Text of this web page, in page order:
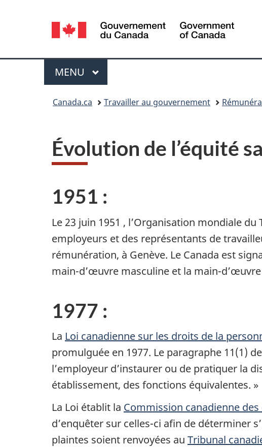
Sélection
de
la
langue
Menu
MENU PRINCIPAL
Canada.ca Travailler au gouvernement
Évolution de l’équité
1951 :
Le 23 juin 1951 , l’Organisation mondiale
employeurs et des représentants de
rémunération, à Genève. Le Canada est
main-d’œuvre masculine et la main-
1977 :
La Loi canadienne sur les droits de la
promulguée en 1977. Le paragraphe 11(1)
l’employeur d’instaurer ou de pratiquer la
établissement, des fonctions équivalentes. »
La Loi établit la Commission canadienne
d’enquêter sur celles-ci afin de déterminer
plaintes soient renvoyées au Tribunal